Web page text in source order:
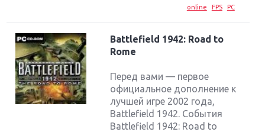
online FPS PC
Battlefield 1942: Road to
Rome
Перед вами — первое
официальное дополнение к
лучшей игре 2002 года,
Battlefield 1942. События
Battlefield 1942: Road to